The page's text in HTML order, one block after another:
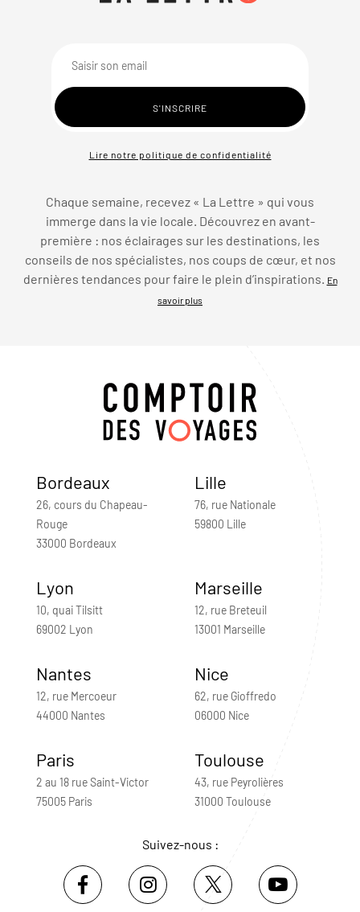
Lire notre politique de confidentialité
Chaque semaine, recevez « La Lettre » qui vous
immerge dans la vie locale. Découvrez en avant-
première : nos éclairages sur les destinations, les
conseils de nos spécialistes, nos coups de cœur, et nos
dernières tendances pour faire le plein d’inspirations. En
savoir plus
Bordeaux
26, cours du Chapeau-
Rouge
33000 Bordeaux
Lille
76, rue Nationale
59800 Lille
Lyon
10, quai Tilsitt
69002 Lyon
Marseille
12, rue Breteuil
13001 Marseille
Nantes
12, rue Mercoeur
44000 Nantes
Nice
62, rue Gioffredo
06000 Nice
Paris
2 au 18 rue Saint-Victor
75005 Paris
Toulouse
43, rue Peyrolières
31000 Toulouse
Suivez-nous :